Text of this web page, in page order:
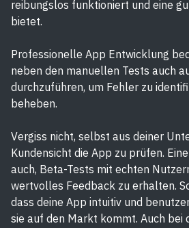
reibungslos funktioniert und eine
bietet.
Professionelle App Entwicklung
neben den manuellen Tests auch
durchzuführen, um Fehler zu
beheben.
Vergiss nicht, selbst aus deiner
Kundensicht die App zu prüfen.
auch, Beta-Tests mit echten
wertvolles Feedback zu erhalten.
dass deine App intuitiv und
sie auf den Markt kommt. Auch bei